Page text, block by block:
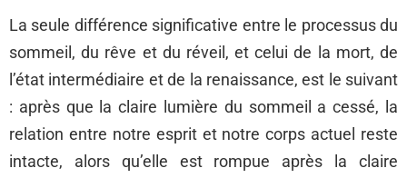
La seule différence significative entre le processus du
sommeil, du rêve et du réveil, et celui de la mort, de
l’état intermédiaire et de la renaissance, est le suivant
: après que la claire lumière du sommeil a cessé, la
relation entre notre esprit et notre corps actuel reste
intacte, alors qu’elle est rompue après la claire